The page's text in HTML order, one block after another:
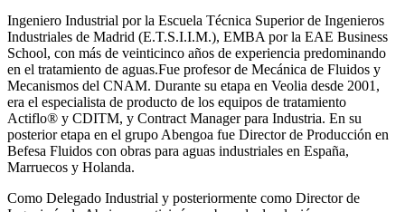
Ingeniero Industrial por la Escuela Técnica Superior de Ingenieros
Industriales de Madrid (E.T.S.I.I.M.), EMBA por la EAE Business
School, con más de veinticinco años de experiencia predominando
en el tratamiento de aguas.Fue profesor de Mecánica de Fluidos y
Mecanismos del CNAM. Durante su etapa en Veolia desde 2001,
era el especialista de producto de los equipos de tratamiento
Actiflo® y CDITM, y Contract Manager para Industria. En su
posterior etapa en el grupo Abengoa fue Director de Producción en
Befesa Fluidos con obras para aguas industriales en España,
Marruecos y Holanda.
Como Delegado Industrial y posteriormente como Director de